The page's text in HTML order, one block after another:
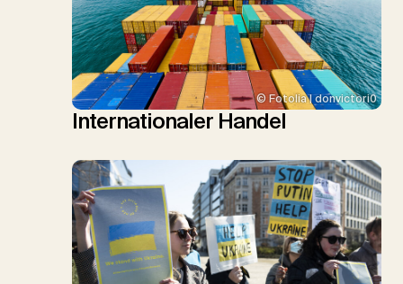
© Fotolia | donvictori0
Internationaler Handel